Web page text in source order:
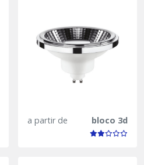
a partir de bloco 3d